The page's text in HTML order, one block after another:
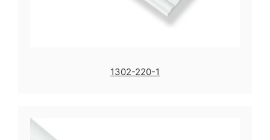
1302-220-1